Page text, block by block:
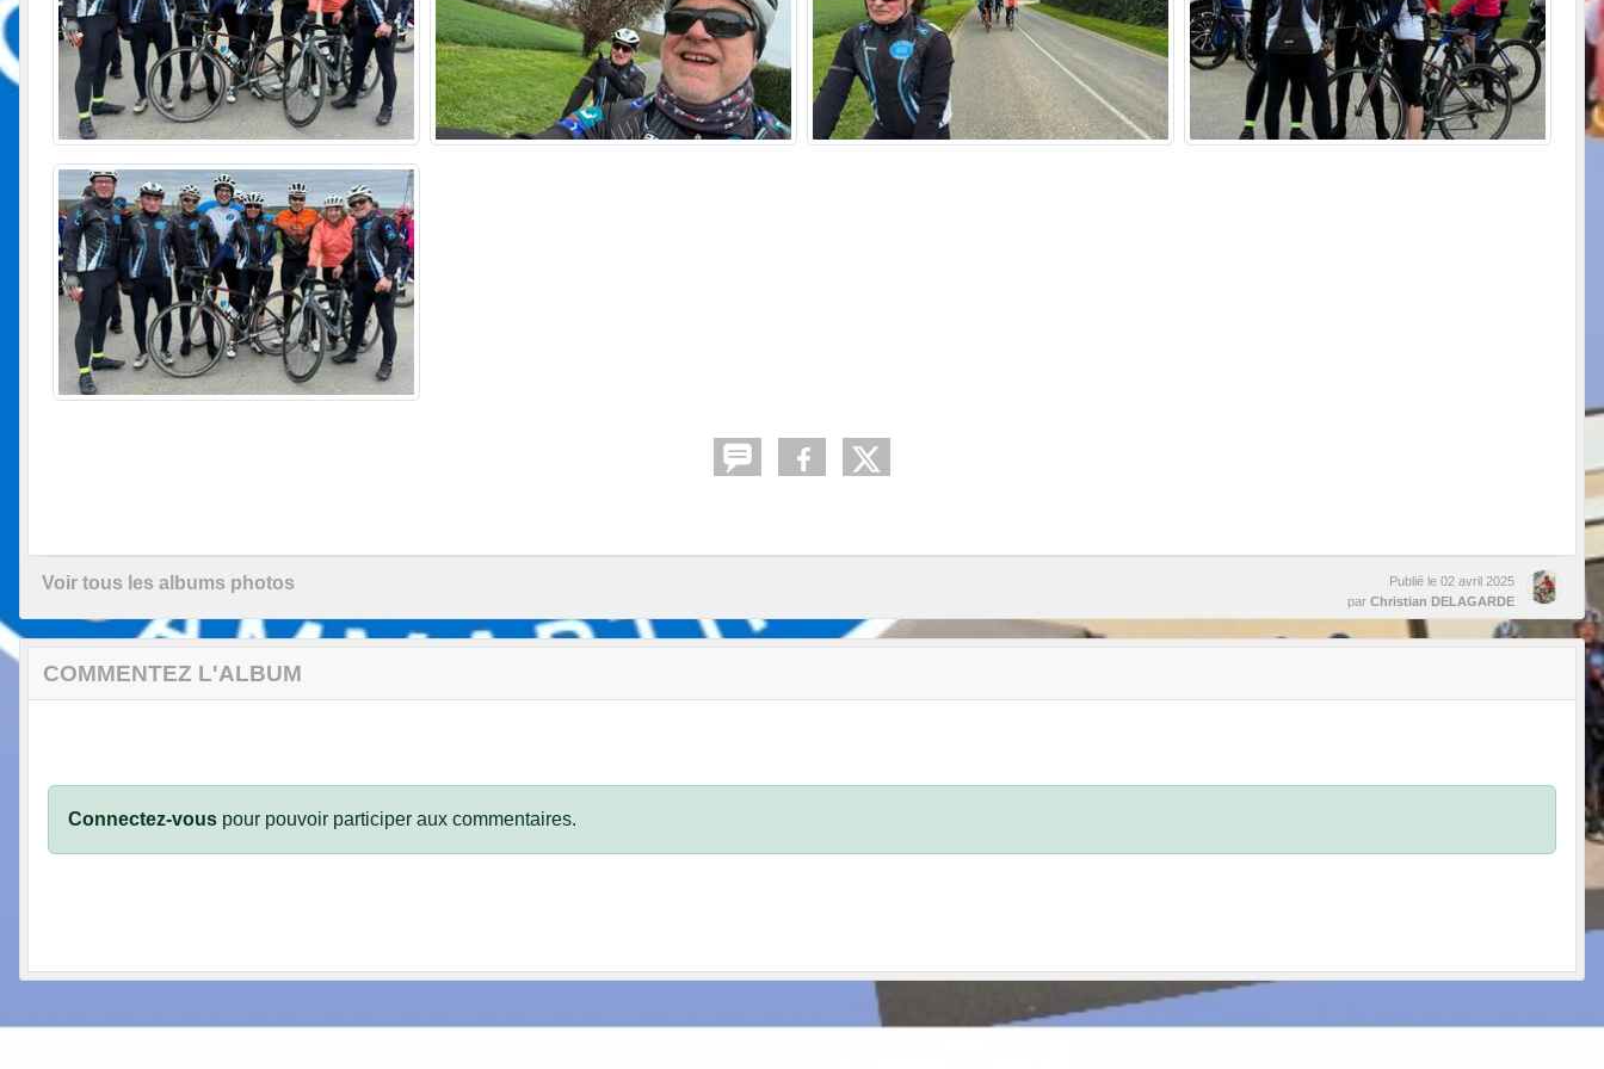
Voir tous les albums photos Publié le 02 avril 2025
par Christian DELAGARDE
COMMENTEZ L'ALBUM
Connectez-vous pour pouvoir participer aux commentaires.